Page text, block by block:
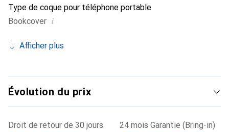
Type de coque pour téléphone portable
Bookcover i
Afficher plus
Évolution du prix
Droit de retour de 30 jours
24 mois Garantie (Bring-in)